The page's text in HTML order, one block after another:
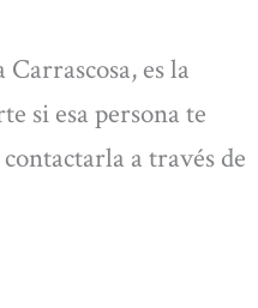
es la
si esa persona te
a través de